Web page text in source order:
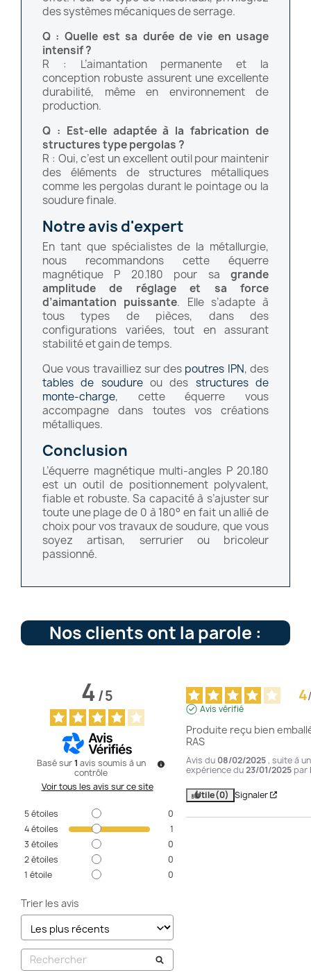
des systèmes mécaniques de serrage.
Q : Quelle est sa durée de vie en usage
intensif ?
R : L’aimantation permanente et la
conception robuste assurent une excellente
durabilité, même en environnement de
production.
Q : Est-elle adaptée à la fabrication de
structures type pergolas ?
R : Oui, c’est un excellent outil pour maintenir
des éléments de structures métalliques
comme les pergolas durant le pointage ou la
soudure finale.
Notre avis d'expert
En tant que spécialistes de la métallurgie,
nous recommandons cette équerre
magnétique P 20.180 pour sa grande
amplitude de réglage et sa force
d’aimantation puissante. Elle s’adapte à
tous types de pièces, dans des
configurations variées, tout en assurant
stabilité et gain de temps.
Que vous travailliez sur des poutres IPN, des
tables de soudureou des structures de
monte-charge, cette équerre vous
accompagne dans toutes vos créations
métalliques.
Conclusion
L’équerre magnétique multi-angles P 20.180
est un outil de positionnement polyvalent,
fiable et robuste. Sa capacité à s’ajuster sur
toute une plage de 0 à 180° en fait un allié de
choix pour vos travaux de soudure, que vous
soyez artisan, serrurier ou bricoleur
passionné.
Nos clients ont la parole :
4/5
Basé sur1 avis soumis à un
contrôle
Voir tous les avis sur ce site
5étoiles
0
4étoiles
1
3 étoiles
0
2étoiles
0
1 étoile 0
Trier les avis
4/
Avis vérifié
Produite reçu bien
RAS
Avis du 08/02/2025, suite à
expérience du23/01/2025 par
Utile(0) Signaler